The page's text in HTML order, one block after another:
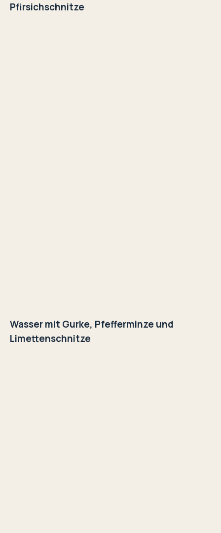
Pfirsichschnitze
Wasser mit Gurke, Pfefferminze und
Limettenschnitze